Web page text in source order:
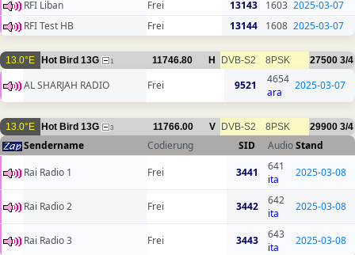
RFI Liban
Frei 13143 1603 2025-03-07
RFI Test HB
Frei 13144 1608 2025-03-07
13.0°E Hot Bird 13G 1 11746.80 H DVB-S2 8PSK 27500 3/4
AL SHARJAH RADIO Frei 9521
4654
ara
2025-03-07
13.0°E Hot Bird 13G 3 11766.00 V DVB-S2 8PSK 29900 3/4
Sendername Codierung SID AudioStand
Rai Radio 1
Frei 3441
641
ita
2025-03-08
Rai Radio 2 Frei 3442
642
ita
2025-03-08
Rai Radio 3 Frei 3443
643
ita
2025-03-08